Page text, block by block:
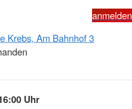
anmelden
Krebs, Am Bahnhof 3
Uhr